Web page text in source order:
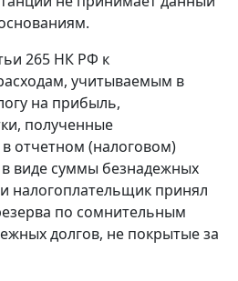
265 НК РФ к
учитываемым в
на прибыль,
полученные
отчетном (налоговом)
в виде суммы безнадежных
налогоплательщик принял
по сомнительным
долгов, не покрытые за